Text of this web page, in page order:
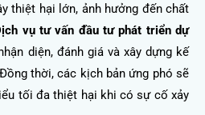
thiệt hại lớn, ảnh hưởng đến chất
vụ tư vấn đầu tư phát triển dự
diện, đánh giá và xây dựng kế
thời, các kịch bản ứng phó sẽ
tối đa thiệt hại khi có sự cố xảy